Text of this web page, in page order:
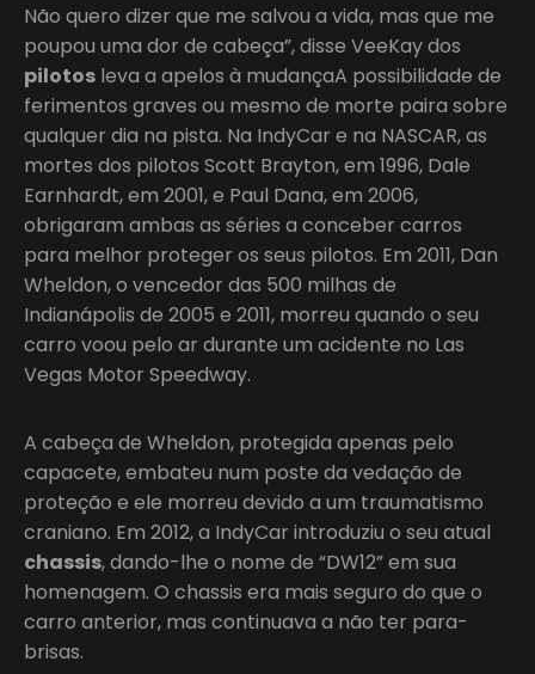
Não quero dizer que me salvou a vida, mas que me
poupou uma dor de cabeça”, disse VeeKay dos
pilotos leva a apelos à mudançaA possibilidade de
ferimentos graves ou mesmo de morte paira sobre
qualquer dia na pista. Na IndyCar e na NASCAR, as
mortes dos pilotos Scott Brayton, em 1996, Dale
Earnhardt, em 2001, e Paul Dana, em 2006,
obrigaram ambas as séries a conceber carros
para melhor proteger os seus pilotos. Em 2011, Dan
Wheldon, o vencedor das 500 milhas de
Indianápolis de 2005 e 2011, morreu quando o seu
carro voou pelo ar durante um acidente no Las
Vegas Motor Speedway.
A cabeça de Wheldon, protegida apenas pelo
capacete, embateu num poste da vedação de
proteção e ele morreu devido a um traumatismo
craniano. Em 2012, a IndyCar introduziu o seu atual
chassis, dando-lhe o nome de “DW12” em sua
homenagem. O chassis era mais seguro do que o
carro anterior, mas continuava a não ter para-
brisas.